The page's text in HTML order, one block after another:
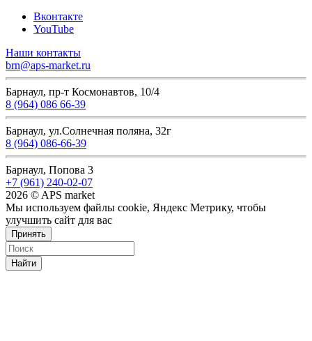
Вконтакте
YouTube
Наши контакты
brn@aps-market.ru
Барнаул, пр-т Космонавтов, 10/4
8 (964) 086 66-39
Барнаул, ул.Солнечная поляна, 32г
8 (964) 086-66-39
Барнаул, Попова 3
+7 (961) 240-02-07
2026 © APS market
Мы используем файлы cookie, Яндекс Метрику, чтобы
улучшить сайт для вас
Принять
Найти